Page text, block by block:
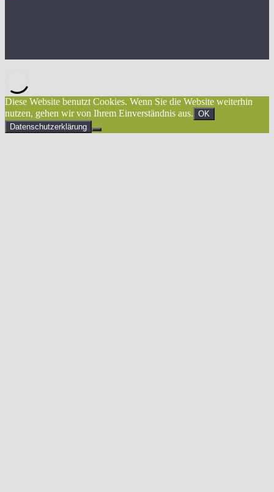
Diese Website benutzt Cookies. Wenn Sie die Website weiterhin
nutzen, gehen wir von Ihrem Einverständnis aus. OK
Datenschutzerklärung